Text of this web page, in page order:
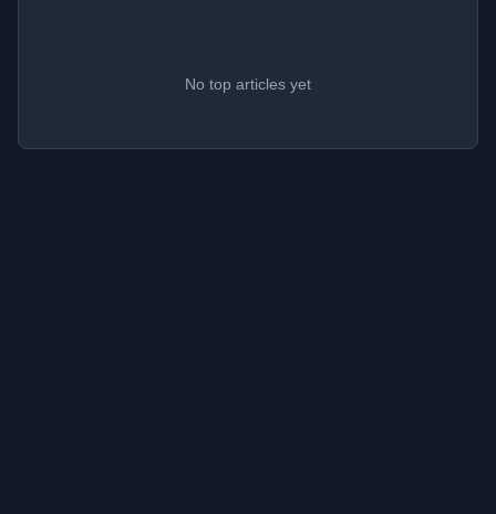
No top articles yet